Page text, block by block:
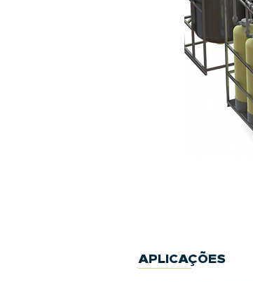
APLICAÇÕES